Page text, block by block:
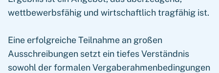
wettbewerbsfähig und wirtschaftlich tragfähig ist.
Eine erfolgreiche Teilnahme an großen
Ausschreibungen setzt ein tiefes Verständnis
sowohl der formalen Vergaberahmenbedingungen